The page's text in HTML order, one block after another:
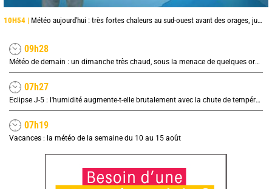
10H54 | Météo aujourd'hui : très fortes chaleurs au sud-ouest avant des orages, jusqu'à 39°C
09h28
Météo de demain : un dimanche très chaud, sous la menace de quelques orages
07h27
Eclipse J-5 : l'humidité augmente-t-elle brutalement avec la chute de température pendant l'éclipse du 12 août ?
07h19
Vacances : la météo de la semaine du 10 au 15 août